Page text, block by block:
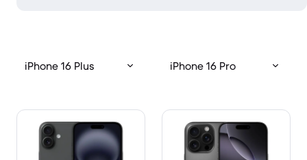
iPhone 16 Plus iPhone 16 Pro